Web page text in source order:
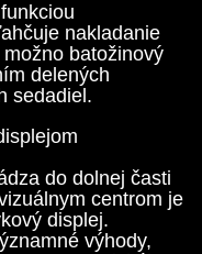
nakladanie
batožinový
delených
sedadiel.
do dolnej časti
centrom je
displej.
výhody,